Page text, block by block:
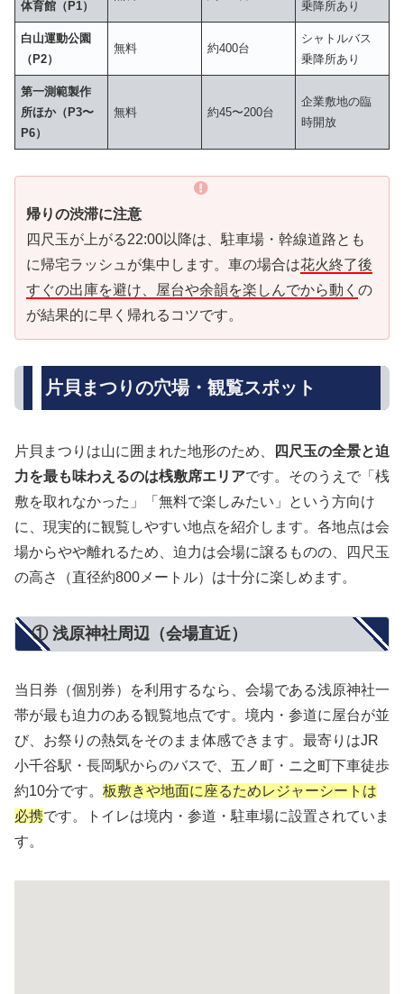
体育館（P1）
乗降所あり
白山運動公園
（P2）
無料 約400台
シャトルバス
乗降所あり
第一測範製作
所ほか（P3〜
P6）
無料 約45〜200台
企業敷地の臨
時開放
帰りの渋滞に注意
四尺玉が上がる22:00以降は、駐車場・幹線道路とも
に帰宅ラッシュが集中します。車の場合は花火終了後
すぐの出庫を避け、屋台や余韻を楽しんでから動く の
が結果的に早く帰れるコツです。
片貝まつりの穴場・観覧スポット
片貝まつりは山に囲まれた地形のため、
四尺玉の全景と迫
力を最も味わえるのは桟敷席エリアです。そのうえで「桟
敷を取れなかった」「無料で楽しみたい」という方向け
に、現実的に観覧しやすい地点を紹介します。各地点は会
場からやや離れるため、迫力は会場に譲るものの、四尺玉
の高さ（直径約800メートル）は十分に楽しめます。
① 浅原神社周辺（会場直近）
当日券（個別券）を利用するなら、会場である浅原神社一
帯が最も迫力のある観覧地点です。境内・参道に屋台が並
び、お祭りの熱気をそのまま体感できます。最寄りはJR
小千谷駅・長岡駅からのバスで、五ノ町・ニ之町下車徒歩
約10分です。 板敷きや地面に座るためレジャーシートは
必携です。トイレは境内・参道・駐車場に設置されていま
す。